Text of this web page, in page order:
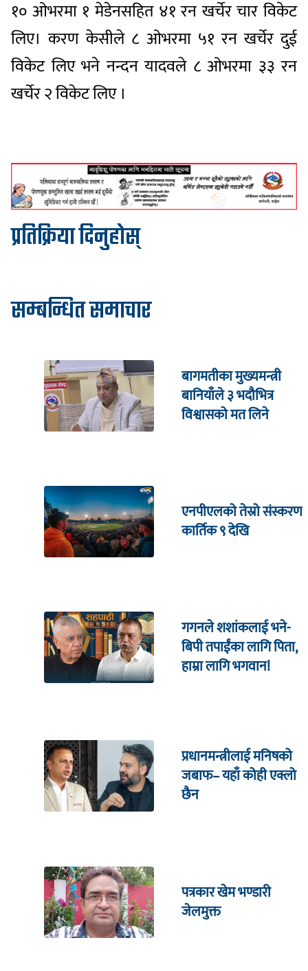
१० ओभरमा १ मेडेनसहित ४१ रन खर्चेर चार विकेट
लिए। करण केसीले ८ ओभरमा ५१ रन खर्चेर दुई
विकेट लिए भने नन्दन यादवले ८ ओभरमा ३३ रन
खर्चेर २ विकेट लिए ।
प्रतिक्रिया दिनुहोस्
सम्बन्धित समाचार
बागमतीका मुख्यमन्त्री
बानियाँले ३ भदौभित्र
विश्वासको मत लिने
एनपीएलको तेस्रो संस्करण
कार्तिक ९ देखि
गगनले शशांकलाई भने-
बिपी तपाईंका लागि पिता,
हाम्रा लागि भगवान!
प्रधानमन्त्रीलाई मनिषको
जबाफ– यहाँ कोही एक्लो
छैन
पत्रकार खेम भण्डारी
जेलमुक्त